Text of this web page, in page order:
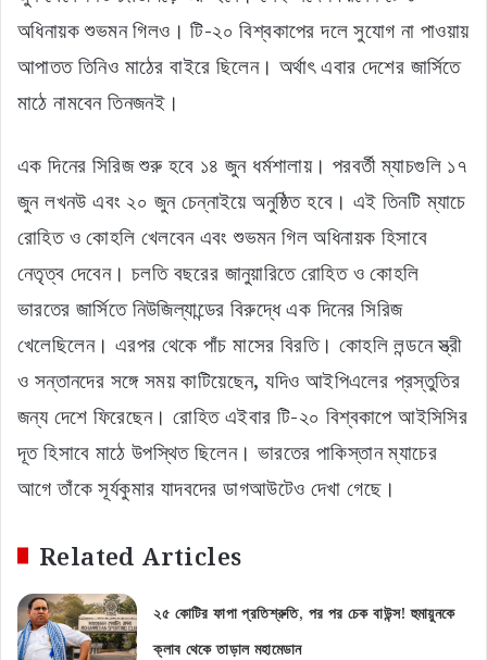
অধিনায়ক শুভমন গিলও। টি-২০ বিশ্বকাপের দলে সুযোগ না পাওয়ায়
আপাতত তিনিও মাঠের বাইরে ছিলেন। অর্থাৎ এবার দেশের জার্সিতে
মাঠে নামবেন তিনজনই।
এক দিনের সিরিজ শুরু হবে ১৪ জুন ধর্মশালায়। পরবর্তী ম্যাচগুলি ১৭
জুন লখনউ এবং ২০ জুন চেন্নাইয়ে অনুষ্ঠিত হবে। এই তিনটি ম্যাচে
রোহিত ও কোহলি খেলবেন এবং শুভমন গিল অধিনায়ক হিসাবে
নেতৃত্ব দেবেন। চলতি বছরের জানুয়ারিতে রোহিত ও কোহলি
ভারতের জার্সিতে নিউজিল্যান্ডের বিরুদ্ধে এক দিনের সিরিজ
খেলেছিলেন। এরপর থেকে পাঁচ মাসের বিরতি। কোহলি লন্ডনে স্ত্রী
ও সন্তানদের সঙ্গে সময় কাটিয়েছেন, যদিও আইপিএলের প্রস্তুতির
জন্য দেশে ফিরেছেন। রোহিত এইবার টি-২০ বিশ্বকাপে আইসিসির
দূত হিসাবে মাঠে উপস্থিত ছিলেন। ভারতের পাকিস্তান ম্যাচের
আগে তাঁকে সূর্যকুমার যাদবদের ডাগআউটেও দেখা গেছে।
Related Articles
২৫ কোটির ফাপা প্রতিশ্রুতি, পর পর চেক বাউন্স! হুমায়ুনকে
ক্লাব থেকে তাড়াল মহামেডান